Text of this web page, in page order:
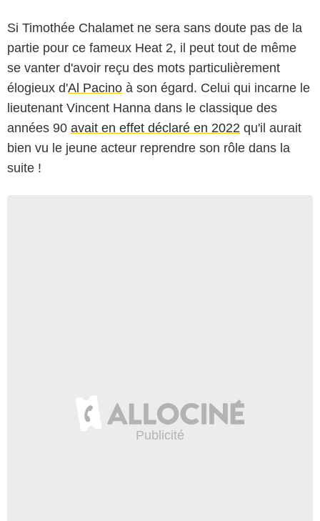
Si Timothée Chalamet ne sera sans doute pas de la
partie pour ce fameux Heat 2, il peut tout de même
se vanter d'avoir reçu des mots particulièrement
élogieux d'Al Pacino à son égard. Celui qui incarne le
lieutenant Vincent Hanna dans le classique des
années 90 avait en effet déclaré en 2022 qu'il aurait
bien vu le jeune acteur reprendre son rôle dans la
suite !